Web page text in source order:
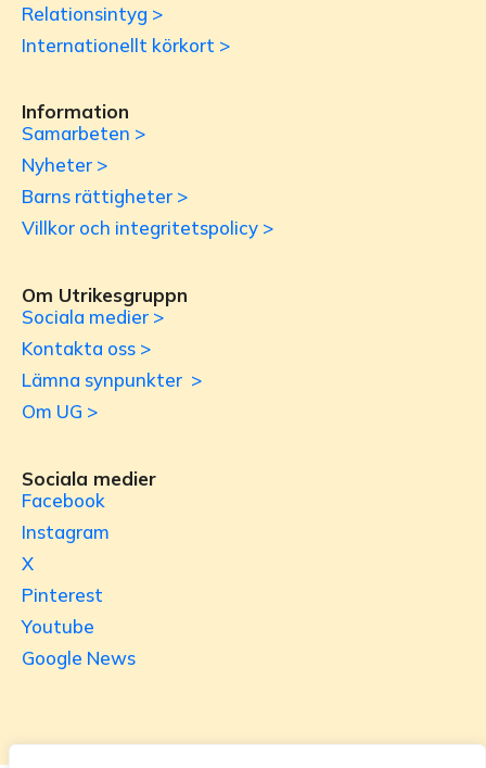
Relationsintyg >
Internationellt körkort >
Information
Samarbeten >
Nyheter >
Barns rättigheter >
Villkor och integritetspolicy >
Om Utrikesgruppn
Sociala medier >
Kontakta oss >
Lämna synpunkter >
Om UG >
Sociala medier
Facebook
Instagram
X
Pinterest
Youtube
Google News